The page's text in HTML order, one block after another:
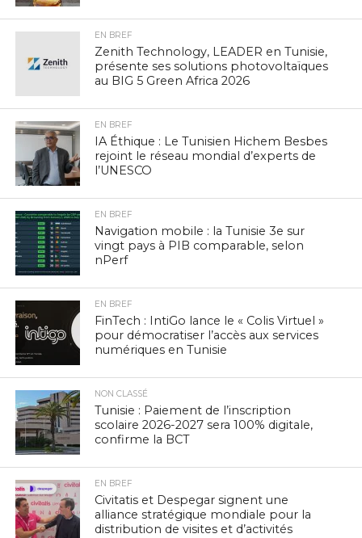
EN BREF
Zenith Technology, LEADER en Tunisie,
présente ses solutions photovoltaïques
au BIG 5 Green Africa 2026
EN BREF
IA Éthique : Le Tunisien Hichem Besbes
rejoint le réseau mondial d’experts de
l’UNESCO
EN BREF
Navigation mobile : la Tunisie 3e sur
vingt pays à PIB comparable, selon
nPerf
EN BREF
FinTech : IntiGo lance le « Colis Virtuel »
pour démocratiser l’accès aux services
numériques en Tunisie
NON CLASSÉ
Tunisie : Paiement de l’inscription
scolaire 2026-2027 sera 100% digitale,
confirme la BCT
EN BREF
Civitatis et Despegar signent une
alliance stratégique mondiale pour la
distribution de visites et d’activités